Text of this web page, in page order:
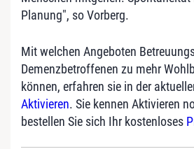
Planung", so Vorberg.
Mit welchen Angeboten
Demenzbetroffenen zu mehr
können, erfahren sie in der
Aktivieren. Sie kennen Aktivieren
bestellen Sie sich Ihr kostenloses